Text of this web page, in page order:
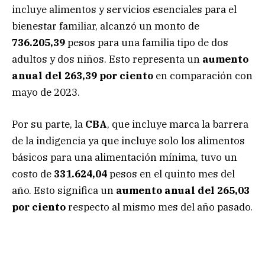
incluye alimentos y servicios esenciales para el
bienestar familiar, alcanzó un monto de
736.205,39pesos para una familia tipo de dos
adultos y dos niños. Esto representa un aumento
anual del 263,39 por ciento en comparación con
mayo de 2023.
Por su parte, la CBA, que incluye marca la barrera
de la indigencia ya que incluye solo los alimentos
básicos para una alimentación mínima, tuvo un
costo de 331.624,04pesos en el quinto mes del
año. Esto significa un aumento anual del 265,03
por cientorespecto al mismo mes del año pasado.